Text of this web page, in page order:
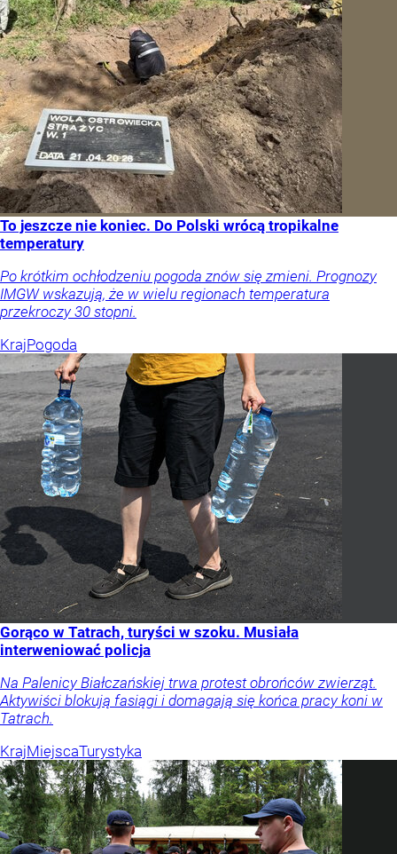
To jeszcze nie koniec. Do Polski wrócą tropikalne
temperatury
Po krótkim ochłodzeniu pogoda znów się zmieni. Prognozy
IMGW wskazują, że w wielu regionach temperatura
przekroczy 30 stopni.
KrajPogoda
Gorąco w Tatrach, turyści w szoku. Musiała
interweniować policja
Na Palenicy Białczańskiej trwa protest obrońców zwierząt.
Aktywiści blokują fasiągi i domagają się końca pracy koni w
Tatrach.
KrajMiejscaTurystyka